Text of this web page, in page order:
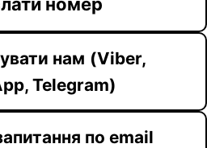
нам (Viber,
Telegram)
по email